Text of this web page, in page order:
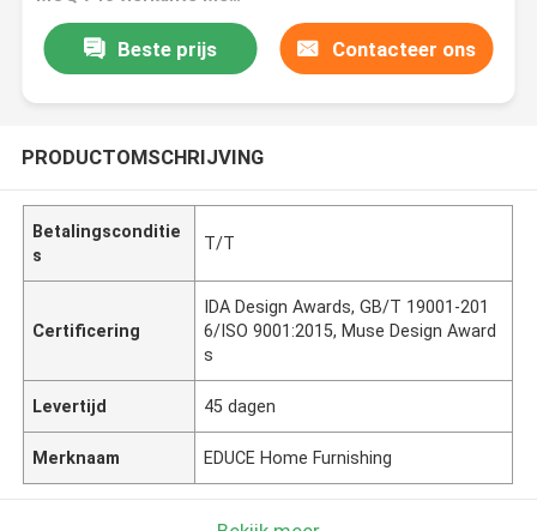
Beste prijs Contacteer ons
PRODUCTOMSCHRIJVING
Betalingsconditie
s
T/T
Certificering
IDA Design Awards, GB/T 19001-201
6/ISO 9001:2015, Muse Design Award
s
Levertijd 45 dagen
Merknaam EDUCE Home Furnishing